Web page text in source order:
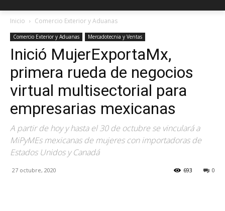
Inicio Comercio Exterior y Aduanas
Comercio Exterior y Aduanas Mercadotecnia y Ventas
Inició MujerExportaMx,
primera rueda de negocios
virtual multisectorial para
empresarias mexicanas
A partir de hoy y hasta el 30 de octubre se vinculará a
MiPyMEs mexicanas de mujeres con importadoras de
Estados Unidos y Canadá
27 octubre, 2020 0
693